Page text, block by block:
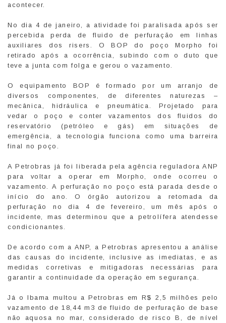
acontecer.
No dia 4 de janeiro, a atividade foi paralisada após ser
percebida perda de fluido de perfuração em linhas
auxiliares dos risers. O BOP do poço Morpho foi
retirado após a ocorrência, subindo com o duto que
teve a junta com folga e gerou o vazamento.
O equipamento BOP é formado por um arranjo de
diversos componentes, de diferentes naturezas –
mecânica, hidráulica e pneumática. Projetado para
vedar o poço e conter vazamentos dos fluidos do
reservatório (petróleo e gás) em situações de
emergência, a tecnologia funciona como uma barreira
final no poço.
A Petrobras já foi liberada pela agência reguladora ANP
para voltar a operar em Morpho, onde ocorreu o
vazamento. A perfuração no poço está parada desde o
início do ano. O órgão autorizou a retomada da
perfuração no dia 4 de fevereiro, um mês após o
incidente, mas determinou que a petrolífera atendesse
condicionantes.
De acordo com a ANP, a Petrobras apresentou a análise
das causas do incidente, inclusive as imediatas, e as
medidas corretivas e mitigadoras necessárias para
garantir a continuidade da operação em segurança.
Já o Ibama multou a Petrobras em R$ 2,5 milhões pelo
vazamento de 18,44 m3 de fluido de perfuração de base
não aquosa no mar, considerado de risco B, de nível